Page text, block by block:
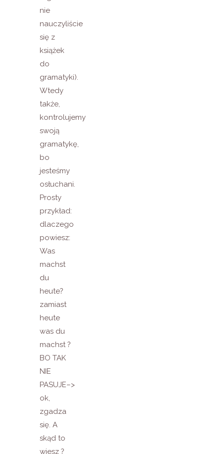
nie
nauczyliście
się z
książek
do
gramatyki).
Wtedy
także,
kontrolujemy
swoją
gramatykę,
bo
jesteśmy
osłuchani.
Prosty
przykład:
dlaczego
powiesz:
Was
machst
du
heute?
zamiast
heute
was du
machst ?
BO TAK
NIE
PASUJE–>
ok,
zgadza
się. A
skąd to
wiesz ?